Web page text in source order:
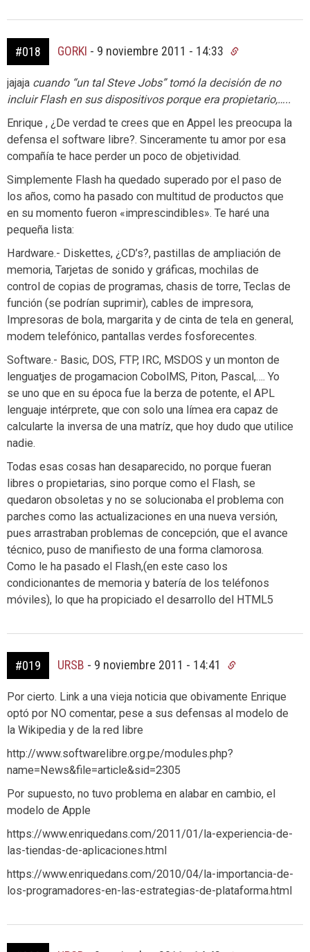
#018 GORKI - 9 noviembre 2011 - 14:33
jajaja cuando “un tal Steve Jobs” tomó la decisión de no
incluir Flash en sus dispositivos porque era propietario,…..
Enrique , ¿De verdad te crees que en Appel les preocupa la
defensa el software libre?. Sinceramente tu amor por esa
compañía te hace perder un poco de objetividad.
Simplemente Flash ha quedado superado por el paso de
los años, como ha pasado con multitud de productos que
en su momento fueron «imprescindibles». Te haré una
pequeña lista:
Hardware.- Diskettes, ¿CD’s?, pastillas de ampliación de
memoria, Tarjetas de sonido y gráficas, mochilas de
control de copias de programas, chasis de torre, Teclas de
función (se podrían suprimir), cables de impresora,
Impresoras de bola, margarita y de cinta de tela en general,
modem telefónico, pantallas verdes fosforecentes.
Software.- Basic, DOS, FTP, IRC, MSDOS y un monton de
lenguatjes de progamacion CobolMS, Piton, Pascal,…. Yo
se uno que en su época fue la berza de potente, el APL
lenguaje intérprete, que con solo una límea era capaz de
calcularte la inversa de una matríz, que hoy dudo que utilice
nadie.
Todas esas cosas han desaparecido, no porque fueran
libres o propietarias, sino porque como el Flash, se
quedaron obsoletas y no se solucionaba el problema con
parches como las actualizaciones en una nueva versión,
pues arrastraban problemas de concepción, que el avance
técnico, puso de manifiesto de una forma clamorosa.
Como le ha pasado el Flash,(en este caso los
condicionantes de memoria y batería de los teléfonos
móviles), lo que ha propiciado el desarrollo del HTML5
#019 URSB - 9 noviembre 2011 - 14:41
Por cierto. Link a una vieja noticia que obivamente Enrique
optó por NO comentar, pese a sus defensas al modelo de
la Wikipedia y de la red libre
http://www.softwarelibre.org.pe/modules.php?
name=News&file=article&sid=2305
Por supuesto, no tuvo problema en alabar en cambio, el
modelo de Apple
https://www.enriquedans.com/2011/01/la-experiencia-de-
las-tiendas-de-aplicaciones.html
https://www.enriquedans.com/2010/04/la-importancia-de-
los-programadores-en-las-estrategias-de-plataforma.html